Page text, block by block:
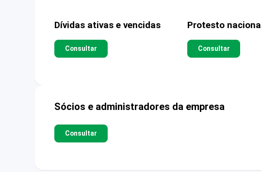
Dívidas ativas e vencidas
Consultar
Protesto nacional
Consultar
Sócios e administradores da empresa
Consultar